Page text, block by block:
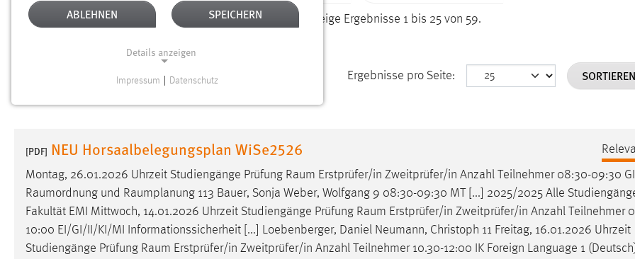
Gesucht nach "raum". Es wurden 59 Ergebnisse gefunden. Zeige Ergebnisse 1 bis 25 von 59.
Ergebnisse pro Seite:
[PDF] NEU Horsaalbelegungsplan WiSe2526
Montag, 26.01.2026 Uhrzeit Studiengänge Prüfung Raum Erstprüfer/in Zweitprüfer/in Anzahl Teilnehmer 08:30-09:30 GI
Raumordnung und Raumplanung 113 Bauer, Sonja Weber, Wolfgang 9 08:30-09:30 MT [...] 2025/2025 Alle
Fakultät EMI Mittwoch, 14.01.2026 Uhrzeit Studiengänge Prüfung Raum Erstprüfer/in Zweitprüfer/in Anzahl Teilnehmer
10:00 EI/GI/II/KI/MI Informationssicherheit [...] Loebenberger, Daniel Neumann, Christoph 11 Freitag, 16.01.2026 Uhrzeit
Studiengänge Prüfung Raum Erstprüfer/in Zweitprüfer/in Anzahl Teilnehmer 10.30-12:00 IK Foreign Language 1
ABLEHNEN SPEICHERN
Details anzeigen
Website erforderlich.
Einverständnis
Name: cookie_consent
Zweck:
ausgewählten Einverständnis-Optionen
Impressum Datenschutz